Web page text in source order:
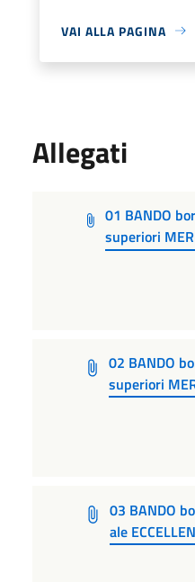
VAI ALLA PAGINA
Allegati
01 BANDO
superiori
02 BANDO
superiori
03 BANDO
ale